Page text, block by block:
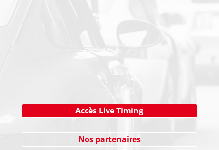
Accès Live Timing
Nos partenaires